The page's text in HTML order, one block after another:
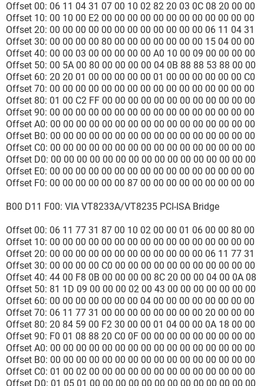
Offset 00: 06 11 04 31 07 00 10 02 82 20 03 0C 08 20 00 00
Offset 10: 00 10 00 E2 00 00 00 00 00 00 00 00 00 00 00 00
Offset 20: 00 00 00 00 00 00 00 00 00 00 00 00 06 11 04 31
Offset 30: 00 00 00 00 80 00 00 00 00 00 00 00 15 04 00 00
Offset 40: 00 00 03 00 00 00 00 00 A0 10 00 09 00 00 00 00
Offset 50: 00 5A 00 80 00 00 00 00 04 0B 88 88 53 88 00 00
Offset 60: 20 20 01 00 00 00 00 00 01 00 00 00 00 00 00 C0
Offset 70: 00 00 00 00 00 00 00 00 00 00 00 00 00 00 00 00
Offset 80: 01 00 C2 FF 00 00 00 00 00 00 00 00 00 00 00 00
Offset 90: 00 00 00 00 00 00 00 00 00 00 00 00 00 00 00 00
Offset A0: 00 00 00 00 00 00 00 00 00 00 00 00 00 00 00 00
Offset B0: 00 00 00 00 00 00 00 00 00 00 00 00 00 00 00 00
Offset C0: 00 00 00 00 00 00 00 00 00 00 00 00 00 00 00 00
Offset D0: 00 00 00 00 00 00 00 00 00 00 00 00 00 00 00 00
Offset E0: 00 00 00 00 00 00 00 00 00 00 00 00 00 00 00 00
Offset F0: 00 00 00 00 00 00 87 00 00 00 00 00 00 00 00 00
B00 D11 F00: VIA VT8233A/VT8235 PCI-ISA Bridge
Offset 00: 06 11 77 31 87 00 10 02 00 00 01 06 00 00 80 00
Offset 10: 00 00 00 00 00 00 00 00 00 00 00 00 00 00 00 00
Offset 20: 00 00 00 00 00 00 00 00 00 00 00 00 06 11 77 31
Offset 30: 00 00 00 00 C0 00 00 00 00 00 00 00 00 00 00 00
Offset 40: 44 00 F8 0B 00 00 00 00 8C 20 00 00 04 00 0A 08
Offset 50: 81 1D 09 00 00 00 02 00 43 00 00 00 00 00 00 00
Offset 60: 00 00 00 00 00 00 00 04 00 00 00 00 00 00 00 00
Offset 70: 06 11 77 31 00 00 00 00 00 00 00 00 20 00 00 00
Offset 80: 20 84 59 00 F2 30 00 00 01 04 00 00 0A 18 00 00
Offset 90: F0 01 08 88 20 C0 0F 00 00 00 00 00 00 00 00 00
Offset A0: 00 00 00 00 00 00 00 00 00 00 00 00 00 00 00 00
Offset B0: 00 00 00 00 00 00 00 00 00 00 00 00 00 00 00 00
Offset C0: 01 00 02 00 00 00 00 00 00 00 00 00 00 00 00 00
Offset D0: 01 05 01 00 00 00 00 00 00 00 00 00 00 00 00 00